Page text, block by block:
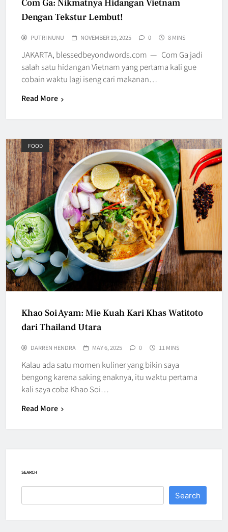
Com Ga: Nikmatnya Hidangan Vietnam
Dengan Tekstur Lembut!
PUTRI NUNU NOVEMBER 19, 2025 0 8 MINS
JAKARTA, blessedbeyondwords.com — Com Ga jadi
salah satu hidangan Vietnam yang pertama kali gue
cobain waktu lagi iseng cari makanan…
Read More
FOOD
Khao Soi Ayam: Mie Kuah Kari Khas Watitoto
dari Thailand Utara
DARREN HENDRA MAY 6, 2025 0 11 MINS
Kalau ada satu momen kuliner yang bikin saya
bengong karena saking enaknya, itu waktu pertama
kali saya coba Khao Soi…
Read More
SEARCH
Search